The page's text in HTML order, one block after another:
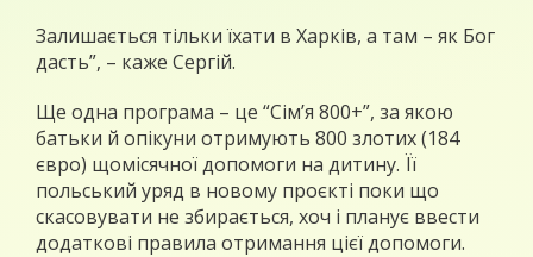
Залишається тільки їхати в Харків, а там – як Бог
дасть”, – каже Сергій.
Ще одна програма – це “Сім’я 800+”, за якою
батьки й опікуни отримують 800 злотих (184
євро) щомісячної допомоги на дитину. Її
польський уряд в новому проєкті поки що
скасовувати не збирається, хоч і планує ввести
додаткові правила отримання цієї допомоги.